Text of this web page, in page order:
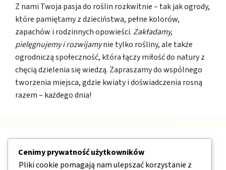
Z nami Twoja pasja do roślin rozkwitnie – tak jak ogrody,
które pamiętamy z dzieciństwa, pełne kolorów,
zapachów i rodzinnych opowieści.Zakładamy,
pielęgnujemy i rozwijamynie tylko rośliny, ale także
ogrodniczą społeczność, która łączy miłość do natury z
chęcią dzielenia się wiedzą. Zapraszamy do wspólnego
tworzenia miejsca, gdzie kwiaty i doświadczenia rosną
razem – każdego dnia!
Nawigacja
Cenimy prywatność użytkowników
Pliki cookie pomagają nam ulepszać korzystanie z